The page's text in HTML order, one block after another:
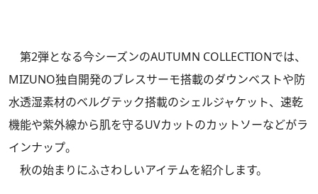
第2弾となる今シーズンのAUTUMN COLLECTIONでは、
MIZUNO独自開発のブレスサーモ搭載のダウンベストや防
水透湿素材のベルグテック搭載のシェルジャケット、速乾
機能や紫外線から肌を守るUVカットのカットソーなどがラ
インナップ。
秋の始まりにふさわしいアイテムを紹介します。